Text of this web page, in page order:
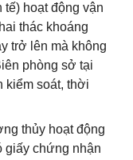
tế) hoạt động vận
thác khoáng
trở lên mà không
phòng sở tại
soát, thời
thủy hoạt động
giấy chứng nhận